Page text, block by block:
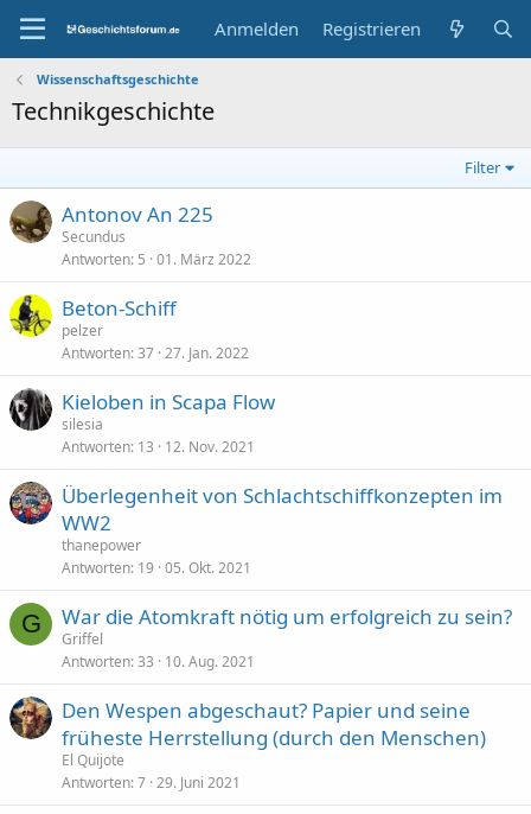
Anmelden Registrieren
Wissenschaftsgeschichte
Technikgeschichte
Filter
Antonov An 225
Secundus
Antworten 5 01. März 2022
Beton-Schiff
pelzer
Antworten 37 27. Jan. 2022
Kieloben in Scapa Flow
silesia
Antworten 13 12. Nov. 2021
Überlegenheit von Schlachtschiffkonzepten im
WW2
thanepower
Antworten 19 05. Okt. 2021
G War die Atomkraft nötig um erfolgreich zu sein?
Griffel
Antworten 33 10. Aug. 2021
Den Wespen abgeschaut? Papier und seine
früheste Herrstellung (durch den Menschen)
El Quijote
Antworten 7 29. Juni 2021